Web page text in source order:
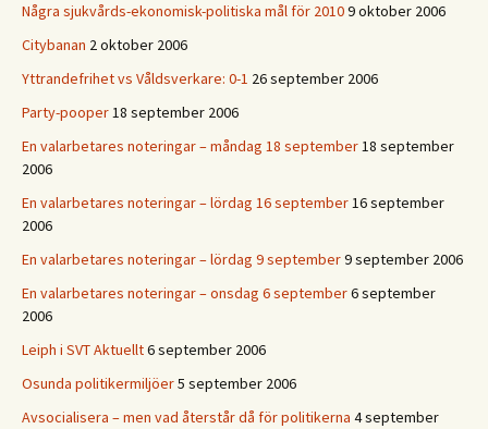
Några sjukvårds-ekonomisk-politiska mål för 20109 oktober 2006
Citybanan 2 oktober 2006
Yttrandefrihet vs Våldsverkare: 0-1 26 september 2006
Party-pooper18 september 2006
En valarbetares noteringar – måndag 18 september18 september
2006
En valarbetares noteringar – lördag 16 september16 september
2006
En valarbetares noteringar – lördag 9 september9 september 2006
En valarbetares noteringar – onsdag 6 september6 september
2006
Leiph i SVT Aktuellt6 september 2006
Osunda politikermiljöer5 september 2006
Avsocialisera – men vad återstår då för politikerna 4 september